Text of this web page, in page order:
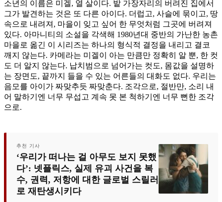
소년의 이름은 미겔, 열 살이다. 밭 가장자리의 버려진 집에서
그가 발견하는 것은 또 다른 아이다. 더럽고, 사슬에 묶이고, 땅
속으로 내려져, 마을이 잊고 싶어 한 무엇처럼 그곳에 버려져
있다. 아마니티의 소설을 각색해 1980년대 중반의 가난한 농촌
마을로 옮긴 이 시리즈는 하나의 형식적 결정을 내리고 결코
깨지 않는다. 카메라는 미겔이 아는 만큼만 정확히 알 뿐, 한 컷
도 더 알지 않는다. 납치범으로 넘어가는 컷도, 몸값을 설명하
는 장면도, 끝까지 들을 수 있는 어른들의 대화도 없다. 우리는
음모를 아이가 짜맞추듯 짜맞춘다. 조각으로, 절반만, 소리 내
어 말하기엔 너무 무섭고 계속 못 본 척하기엔 너무 뻔한 조각
으로.
추천 기사
‘우리가 떠나는 걸 아무도 보지 못했
다’: 넷플릭스, 실제 유괴 사건을 복
수, 권력, 저항에 대한 글로벌 스릴러
로 재탄생시키다